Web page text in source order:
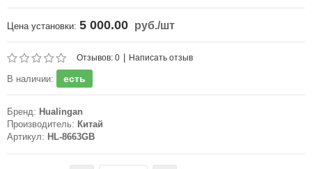
Цена установки: 5 000.00 руб./шт
Отзывов: 0 Написать отзыв
В наличии: есть
Бренд: Hualingan
Производитель: Китай
Артикул: HL-8663GB